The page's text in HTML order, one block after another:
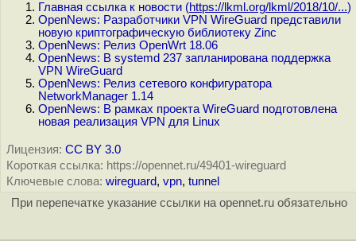
Главная ссылка к новости (https://lkml.org/lkml/2018/10/...)
OpenNews: Разработчики VPN WireGuard представили
новую криптографическую библиотеку Zinc
OpenNews: Релиз OpenWrt 18.06
OpenNews: В systemd 237 запланирована поддержка
VPN WireGuard
OpenNews: Релиз сетевого конфигуратора
NetworkManager 1.14
OpenNews: В рамках проекта WireGuard подготовлена
новая реализация VPN для Linux
Лицензия: CC BY 3.0
Короткая ссылка: https://opennet.ru/49401-wireguard
Ключевые слова: wireguard, vpn, tunnel
При перепечатке указание ссылки на opennet.ru обязательно